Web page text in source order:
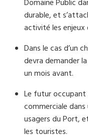
Domaine Public
durable, et
activité les
Dans le cas d’un
devra demander
un mois avant.
Le futur occupant
commerciale
usagers du Port,
les touristes.